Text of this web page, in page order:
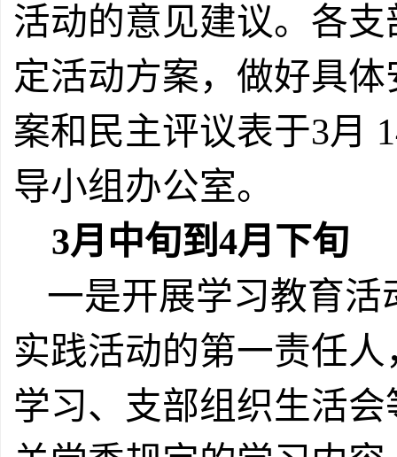
活动的意见建议。各
定活动方案，做好具
案和民主评议表于3月
导小组 办公室。
3月中旬到4月下旬
一是开展学习教育活
实践活动的第一责任
学习、支部组织生活